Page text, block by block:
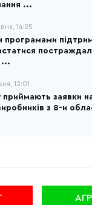
...
14:25
програмами
...
12:01
заявки
з 8-и